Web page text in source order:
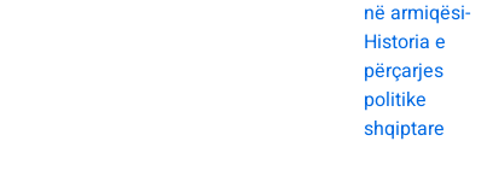
në armiqësi-
Historia e
përçarjes
politike
shqiptare